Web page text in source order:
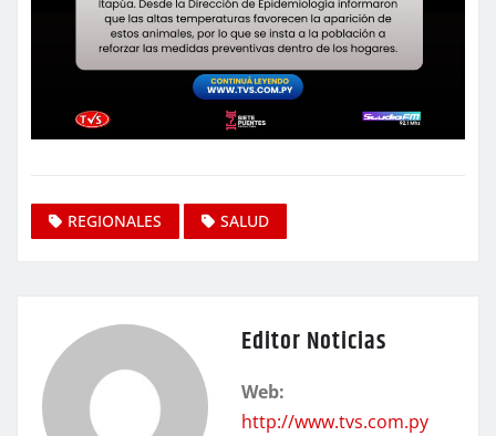
REGIONALES SALUD
Editor Noticias
Web:
http://www.tvs.com.py